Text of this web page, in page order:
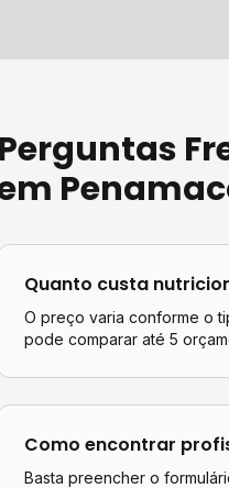
Perguntas
Quanto custa
O preço varia conforme o
pode comparar até 5
Como encontrar
Basta preencher o